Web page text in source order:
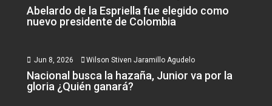
Abelardo de la Espriella fue elegido como
nuevo presidente de Colombia
Jun 8, 2026 Wilson Stiven Jaramillo Agudelo
Nacional busca la hazaña, Junior va por la
gloria ¿Quién ganará?